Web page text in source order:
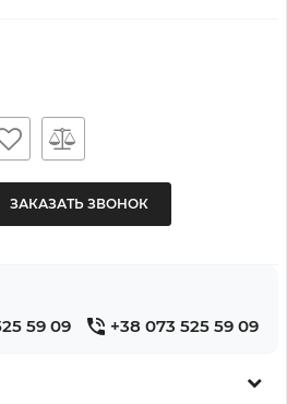
59 09 +38 073 525 59 09